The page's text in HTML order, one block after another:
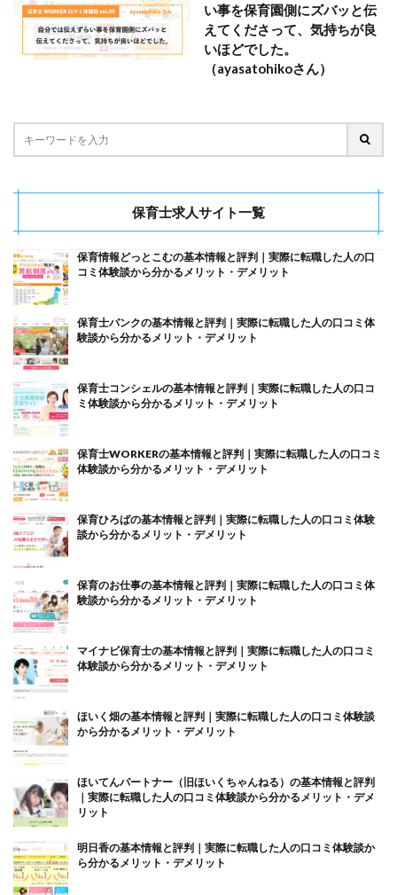
い事を保育園側にズバッと伝
えてくださって、気持ちが良
いほどでした。
（ayasatohikoさん）
保育士求人サイト一覧
保育情報どっとこむの基本情報と評判｜実際に転職した人の口
コミ体験談から分かるメリット・デメリット
保育士バンクの基本情報と評判｜実際に転職した人の口コミ体
験談から分かるメリット・デメリット
保育士コンシェルの基本情報と評判｜実際に転職した人の口コ
ミ体験談から分かるメリット・デメリット
保育士WORKERの基本情報と評判｜実際に転職した人の口コミ
体験談から分かるメリット・デメリット
保育ひろばの基本情報と評判｜実際に転職した人の口コミ体験
談から分かるメリット・デメリット
保育のお仕事の基本情報と評判｜実際に転職した人の口コミ体
験談から分かるメリット・デメリット
マイナビ保育士の基本情報と評判｜実際に転職した人の口コミ
体験談から分かるメリット・デメリット
ほいく畑の基本情報と評判｜実際に転職した人の口コミ体験談
から分かるメリット・デメリット
ほいてんパートナー（旧ほいくちゃんねる）の基本情報と評判
｜実際に転職した人の口コミ体験談から分かるメリット・デメ
リット
明日香の基本情報と評判｜実際に転職した人の口コミ体験談か
ら分かるメリット・デメリット